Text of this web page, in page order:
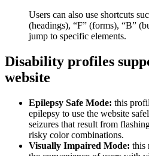
Users can also use shortcuts
(headings), “F” (forms), “B”
jump to specific elements.
Disability profiles
website
Epilepsy Safe Mode: this
epilepsy to use the website
seizures that result from
risky color combinations.
Visually Impaired Mode: this